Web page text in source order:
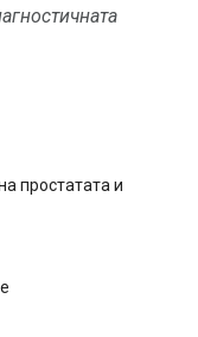
простатата и